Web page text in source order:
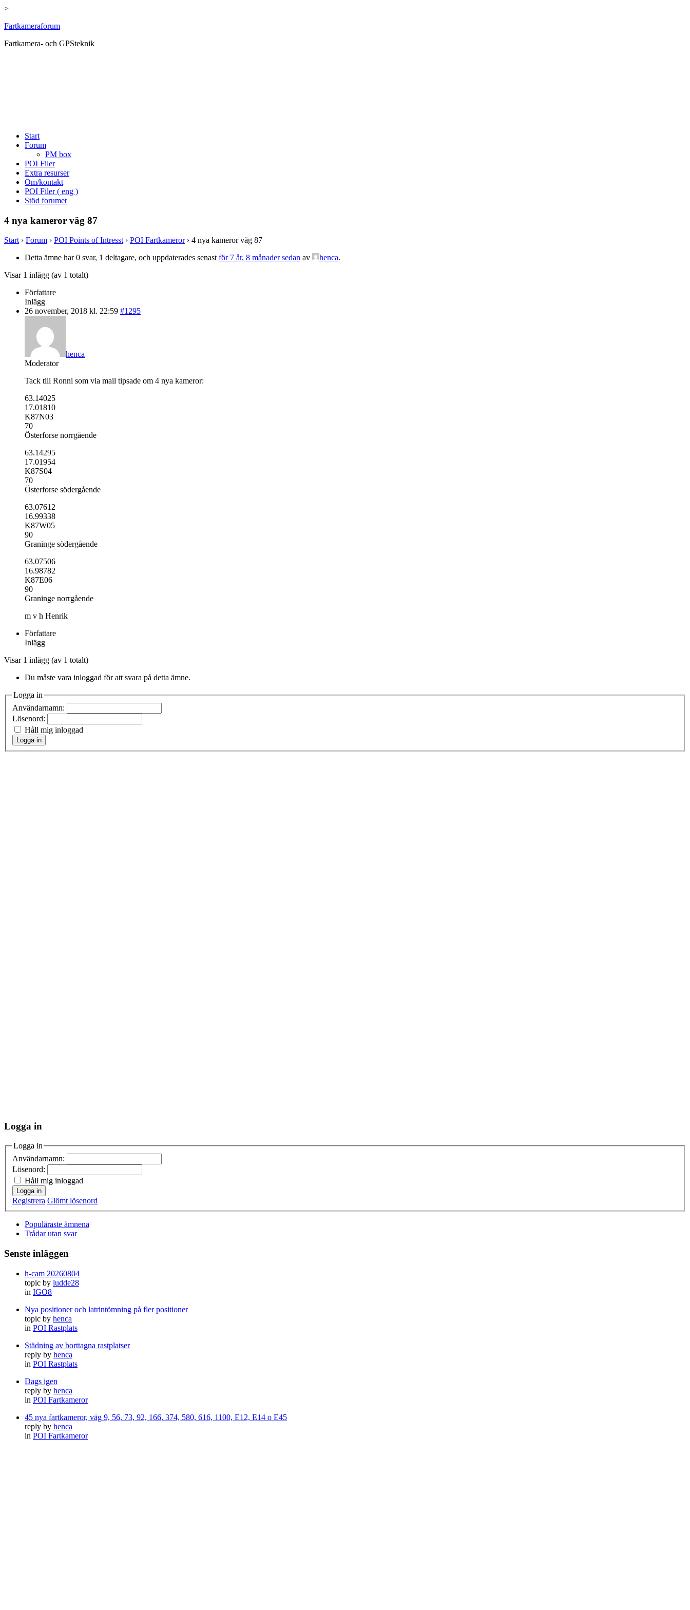
>
Hoppa
innehåll
Fartkameraforum
Fartkamera- och GPSteknik
Start
Forum
PM box
POI Filer
Extra resurser
Om/kontakt
POI Filer ( eng )
Stöd forumet
4 nya kameror väg 87
Start › Forum › POI Points of Intresst › POI Fartkameror › 4 nya kameror väg 87
Detta ämne har 0 svar, 1 deltagare, och uppdaterades senastför 7 år, 8 månader sedan av henca.
Visar 1 inlägg (av 1 totalt)
Författare
Inlägg
26 november, 2018 kl. 22:59 #1295
henca
Moderator
Tack till Ronni som via mail tipsade om 4 nya kameror:
63.14025
17.01810
K87N03
70
Österforse norrgående
63.14295
17.01954
K87S04
70
Österforse södergående
63.07612
16.99338
K87W05
90
Graninge södergående
63.07506
16.98782
K87E06
90
Graninge norrgående
m v h Henrik
Författare
Inlägg
Visar 1 inlägg (av 1 totalt)
Du måste vara inloggad för att svara på detta ämne.
Logga in
Användarnamn:
Lösenord:
Håll mig inloggad
Logga in
Logga in
Logga in
Användarnamn:
Lösenord:
Håll mig inloggad
Logga in
Registrera Glömt lösenord
Populäraste ämnena
Trådar utan svar
Senste inläggen
h-cam 20260804
topic by ludde28
in IGO8
Nya positioner och latrintömning på fler positioner
topic by henca
in POI Rastplats
Städning av borttagna rastplatser
reply by henca
in POI Rastplats
Dags igen
reply by henca
in POI Fartkameror
45 nya fartkameror, väg 9, 56, 73, 92, 166, 374, 580, 616, 1100, E12, E14 o E45
reply by henca
in POI Fartkameror